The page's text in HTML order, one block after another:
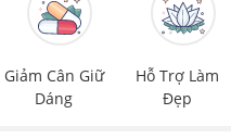
Việt Nam.
được dán tem chống
Giảm Cân Giữ
Dáng
Hỗ Trợ Làm
Đẹp